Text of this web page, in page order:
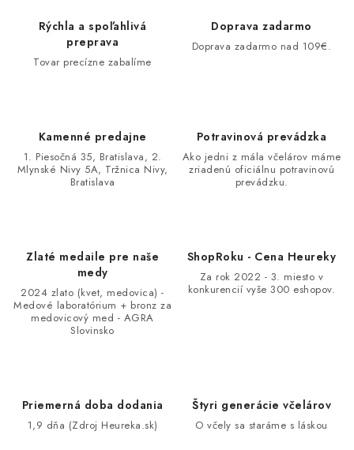
AKCIE A ZĽAVY
NOVINKY
VÝŽIVOVÉ DOPLNKY
Kamenná predajňa
Napísali o nás
Ochrana osobných údajov
Vrátenie tovaru, výmena a reklamácie
Veľkoobchod
Rýchla a spoľahlivá
preprava
Tovar precízne zabalíme
Doprava zadarmo
Doprava zadarmo nad 109€.
Kamenné predajne
1. Piesočná 35, Bratislava, 2.
Mlynské Nivy 5A, Tržnica Nivy,
Bratislava
Potravinová prevádzka
Ako jedni z mála včelárov máme
zriadenú oficiálnu potravinovú
prevádzku.
Zlaté medaile pre naše
medy
2024 zlato (kvet, medovica) -
Medové laboratórium + bronz za
medovicový med - AGRA
Slovinsko
ShopRoku - Cena Heureky
Za rok 2022 - 3. miesto v
konkurencií vyše 300 eshopov.
Priemerná doba dodania
1,9 dňa (Zdroj Heureka.sk)
Štyri generácie včelárov
O včely sa staráme s láskou